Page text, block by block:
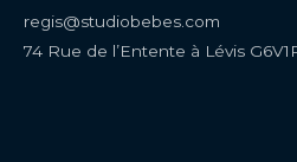
regis@studiobebes.com
74 Rue de l’Entente à Lévis